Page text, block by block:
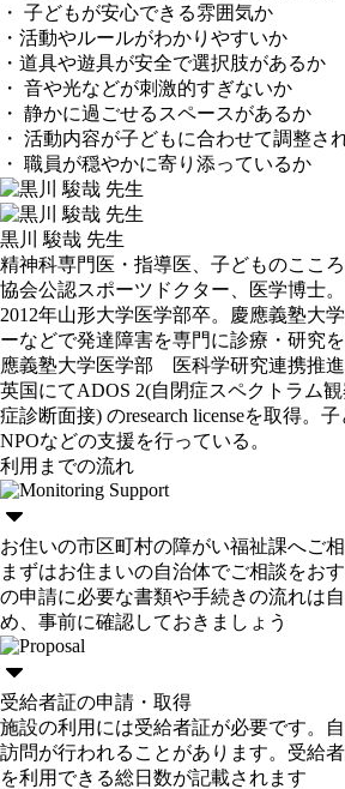
・ 子どもが安心できる雰囲気か
・活動やルールがわかりやすいか
・道具や遊具が安全で選択肢があるか
・ 音や光などが刺激的すぎないか
・ 静かに過ごせるスペースがあるか
・ 活動内容が子どもに合わせて調整さ
・ 職員が穏やかに寄り添っているか
黒川 駿哉 先生
精神科専門医・指導医、子どものここ
協会公認スポーツドクター、医学博士。
2012年山形大学医学部卒。慶應義塾大
ーなどで発達障害を専門に診療・研究
應義塾大学医学部 医科学研究連携推進
英国にてADOS 2(自閉症スペクトラム
症診断面接) のresearch licenseを取得。
NPOなどの支援を行っている。
利用までの流れ
お住いの市区町村の障がい福祉課へご
まずはお住まいの自治体でご相談をお
の申請に必要な書類や手続きの流れは
め、事前に確認しておきましょう
受給者証の申請・取得
施設の利用には受給者証が必要です。
訪問が行われることがあります。受給
を利用できる総日数が記載されます